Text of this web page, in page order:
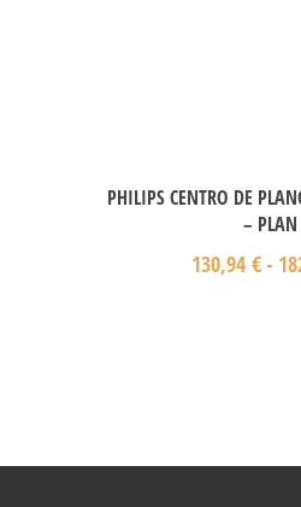
PHILIPS CENTRO DE
– PLAN
130,94 €-